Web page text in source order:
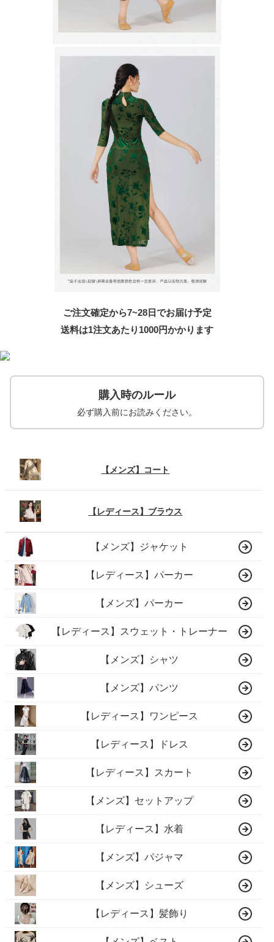
ご注文確定から7~28日でお届け予定
送料は1注文あたり 1000円かかります
購入時のルール
必ず購入前にお読みください。
【メンズ】コート
【レディース】ブラウス
【メンズ】ジャケット
【レディース】パーカー
【メンズ】パーカー
【レディース】スウェット・トレーナー
【メンズ】シャツ
【メンズ】パンツ
【レディース】ワンピース
【レディース】ドレス
【レディース】スカート
【メンズ】セットアップ
【レディース】水着
【メンズ】パジャマ
【メンズ】シューズ
【レディース】髪飾り